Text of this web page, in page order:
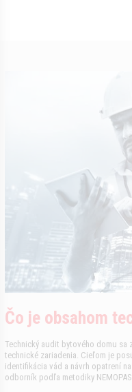
Čo je obsahom
Technický audit bytového domu sa
technické zariadenia. Cieľom je
identifikácia vád a návrh opatrení
odborník podľa metodiky